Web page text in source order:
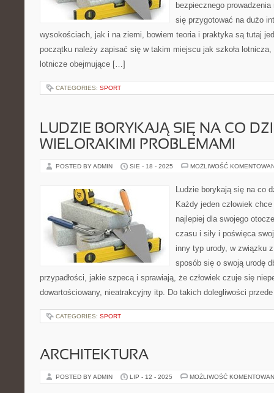
bezpiecznego
się przygotować na dużo
wysokościach, jak i na ziemi, bowiem teoria i praktyka są tutaj
początku należy zapisać się w takim miejscu jak szkoła
lotnicze obejmujące […]
CATEGORIES: SPORT
LUDZIE BORYKAJĄ SIĘ NA CO
WIELORAKIMI PROBLEMAMI
POSTED BY ADMIN SIE - 18 - 2025 MOŻLIWOŚĆ
Ludzie borykają się na co
Każdy jeden człowiek
najlepiej dla swojego
czasu i siły i poświęca
inny typ urody, w związku
sposób się o swoją urodę
przypadłości, jakie szpecą i sprawiają, że człowiek czuje się
dowartościowany, nieatrakcyjny itp. Do takich dolegliwości
CATEGORIES: SPORT
ARCHITEKTURA
POSTED BY ADMIN LIP - 12 - 2025 MOŻLIWOŚĆ